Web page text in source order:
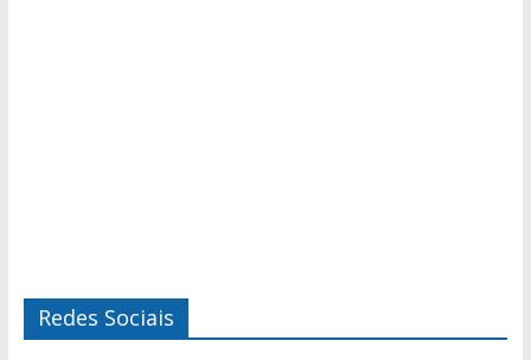
Redes Sociais